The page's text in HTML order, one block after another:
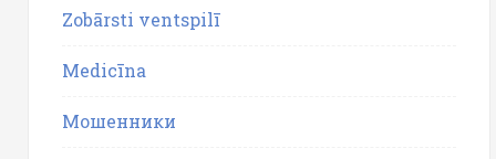
Zobārsti ventspilī
Medicīna
Мошенники